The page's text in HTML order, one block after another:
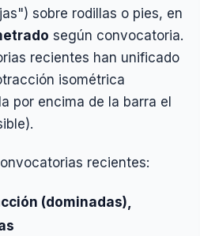
sobre rodillas o pies, en
según convocatoria.
recientes han unificado
isométrica
por encima de la barra el
recientes:
(dominadas),